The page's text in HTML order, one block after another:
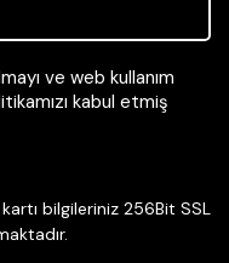
ve web kullanım
kabul etmiş
bilgileriniz 256Bit SSL